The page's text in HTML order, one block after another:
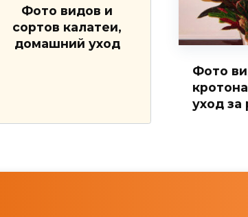
Фото видов и
сортов калатеи,
домашний уход
Фото
уход за